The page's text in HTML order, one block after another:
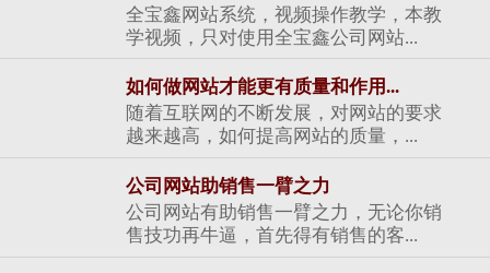
全宝鑫网站系统，视频操作教学，本教
学视频，只对使用全宝鑫公司网站...
如何做网站才能更有质量和作用...
随着互联网的不断发展，对网站的要求
越来越高，如何提高网站的质量，...
公司网站助销售一臂之力
公司网站有助销售一臂之力，无论你销
售技功再牛逼，首先得有销售的客...